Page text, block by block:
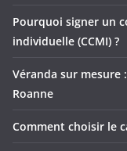
Pourquoi signer un
individuelle (CCMI) ?
Véranda sur mesure
Roanne
Comment choisir le